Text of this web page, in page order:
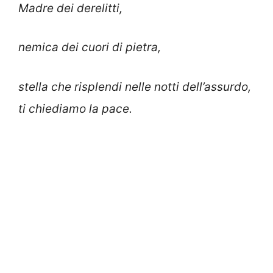
Madre dei derelitti,
nemica dei cuori di pietra,
stella che risplendi nelle notti dell’assurdo,
ti chiediamo la pace.